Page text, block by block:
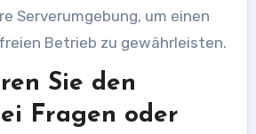
Serverumgebung, um einen
Betrieb zu gewährleisten.
Sie den
Fragen oder